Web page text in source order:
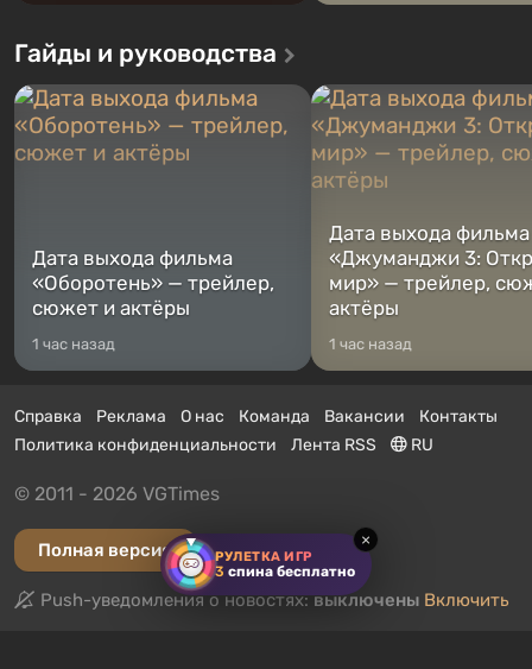
РУЛЕТКА ИГР
3 спина бесплатно
×
Гайды и руководства
Дата выхода фильма
«Оборотень» — трейлер,
сюжет и актёры
1 час назад
Дата выхода фильма
«Джуманджи 3:
мир» — трейлер,
актёры
1 час назад
Справка Реклама О нас Команда Вакансии
Контакты
Политика конфиденциальности
Лента RSS RU
© 2011 - 2026 VGTimes
Полная версия
Push-уведомления о новостях:выключены Включить